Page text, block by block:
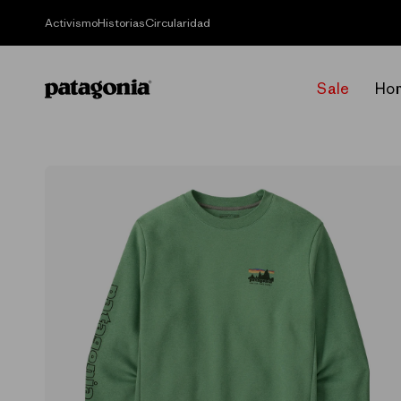
directamente
ActivismoHistoriasCircularidad
Sale
del producto